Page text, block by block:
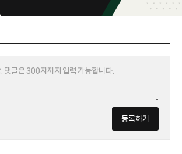
등록하기